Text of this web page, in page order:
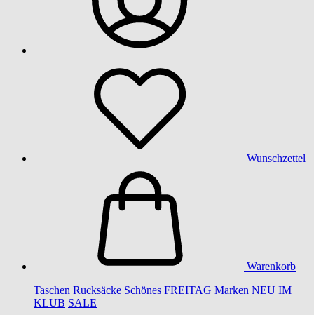
Wunschzettel
Warenkorb
Taschen Rucksäcke Schönes FREITAG Marken NEU IM
KLUB SALE